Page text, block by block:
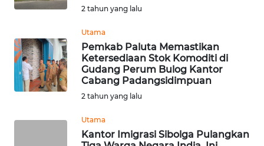
2 tahun yang lalu
Utama
Pemkab Paluta Memastikan
Ketersediaan Stok Komoditi di
Gudang Perum Bulog Kantor
Cabang Padangsidimpuan
2 tahun yang lalu
Utama
Kantor Imigrasi Sibolga Pulangkan
News
Regional
WN
SUMUT
WN